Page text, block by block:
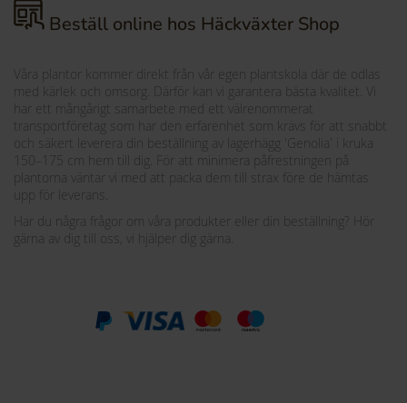
Beställ online hos Häckväxter Shop
Våra plantor kommer direkt från vår egen plantskola där de odlas
med kärlek och omsorg. Därför kan vi garantera bästa kvalitet. Vi
har ett mångårigt samarbete med ett välrenommerat
transportföretag som har den erfarenhet som krävs för att snabbt
och säkert leverera din beställning av lagerhägg 'Genolia' i kruka
150–175 cm hem till dig. För att minimera påfrestningen på
plantorna väntar vi med att packa dem till strax före de hämtas
upp för leverans.
Har du några frågor om våra produkter eller din beställning? Hör
gärna av dig till oss, vi hjälper dig gärna.